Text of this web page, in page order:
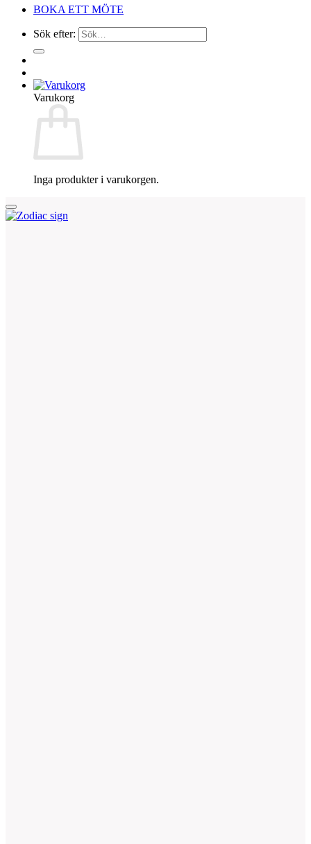
BOKA ETT MÖTE
Sök efter:
Varukorg
Inga produkter i varukorgen.